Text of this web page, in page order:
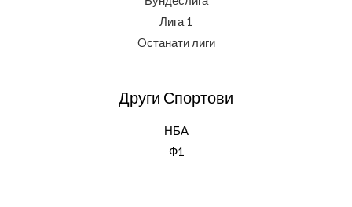
Лига 1
Oстанати лиги
Други Спортови
НБА
Ф1